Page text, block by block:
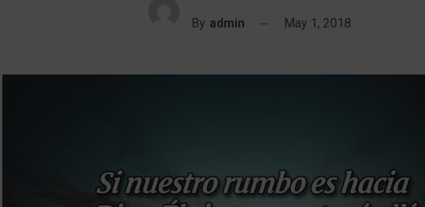
By admin May 1, 2018